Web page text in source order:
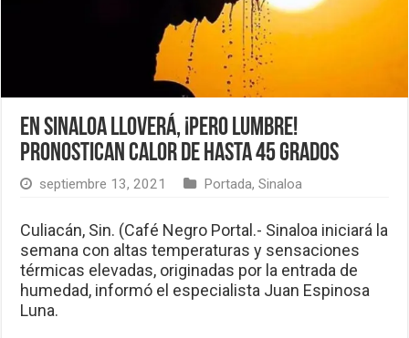
En Sinaloa lloverá, ¡pero lumbre!
Pronostican calor de hasta 45 grados
septiembre 13, 2021 Portada,Sinaloa
Culiacán, Sin. (Café Negro Portal.- Sinaloa iniciará la
semana con altas temperaturas y sensaciones
térmicas elevadas, originadas por la entrada de
humedad, informó el especialista Juan Espinosa
Luna.